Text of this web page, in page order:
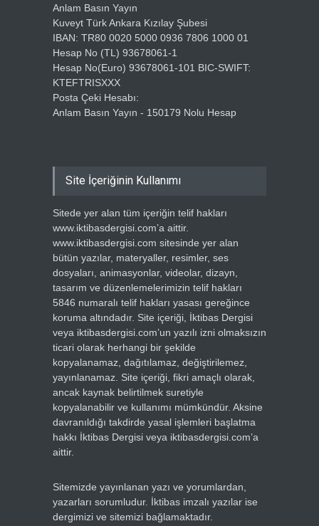
Anlam Basın Yayın
Kuveyt Türk Ankara Kızılay Şubesi
IBAN: TR80 0020 5000 0936 7806 1000 01
Hesap No (TL) 93678061-1
Hesap No(Euro) 93678061-101 BIC-SWIFT:
KTEFTRISXXX
Posta Çeki Hesabı:
Anlam Basın Yayın - 150179 Nolu Hesap
Site İçeriğinin Kullanımı
Sitede yer alan tüm içeriğin telif hakları
www.iktibasdergisi.com’a aittir.
www.iktibasdergisi.com sitesinde yer alan
bütün yazılar, materyaller, resimler, ses
dosyaları, animasyonlar, videolar, dizayn,
tasarım ve düzenlemelerimizin telif hakları
5846 numaralı telif hakları yasası gereğince
koruma altındadır. Site içeriği, İktibas Dergisi
veya iktibasdergisi.com’un yazılı izni olmaksızın
ticari olarak herhangi bir şekilde
kopyalanamaz, dağıtılamaz, değiştirilemez,
yayınlanamaz. Site içeriği, fikri amaçlı olarak,
ancak kaynak belirtilmek suretiyle
kopyalanabilir ve kullanımı mümkündür. Aksine
davranıldığı takdirde yasal işlemleri başlatma
hakkı İktibas Dergisi veya iktibasdergisi.com’a
aittir.
Sitemizde yayınlanan yazı ve yorumlardan,
yazarları sorumludur. İktibas imzalı yazılar ise
dergimizi ve sitemizi bağlamaktadır.